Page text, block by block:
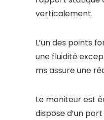
verticalement.
L’un des points
une fluidité
ms assure une
Le moniteur est
dispose d’un